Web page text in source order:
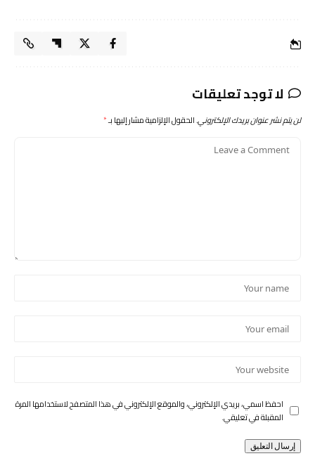
لا توجد تعليقات
لن يتم نشر عنوان بريدك الإلكتروني.الحقول الإلزامية مشار إليها بـ*
احفظ اسمي، بريدي الإلكتروني، والموقع الإلكتروني في هذا المتصفح لاستخدامها المرة
المقبلة في تعليقي.